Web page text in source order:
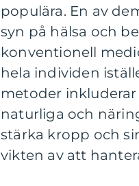
populära. En av
syn på hälsa och
konventionell
hela individen
metoder
naturliga och
stärka kropp och
vikten av att